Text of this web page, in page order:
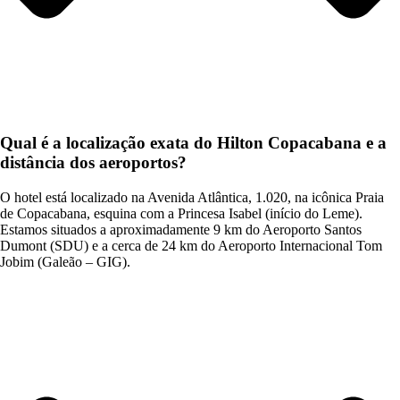
Qual é a localização exata do Hilton Copacabana e a
distância dos aeroportos?
O hotel está localizado na Avenida Atlântica, 1.020, na icônica Praia
de Copacabana, esquina com a Princesa Isabel (início do Leme).
Estamos situados a aproximadamente 9 km do Aeroporto Santos
Dumont (SDU) e a cerca de 24 km do Aeroporto Internacional Tom
Jobim (Galeão – GIG).